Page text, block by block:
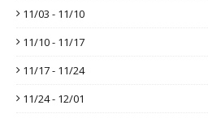
11/03 - 11/10
11/10 - 11/17
11/17 - 11/24
11/24 - 12/01